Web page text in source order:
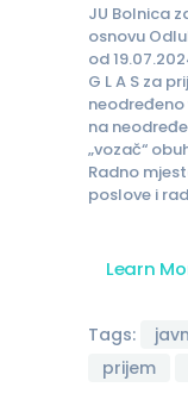
JU Bolnica
osnovu
od
G L A S za
neodređeno
na
„vozač“
Radno
poslove i
Learn
Tags:
prijem